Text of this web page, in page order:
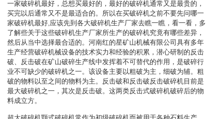
一家破碎机最好，总想买最好的，最好的破碎机通常又是最贵的，
买完以后通常又不是最适合的。所以在买破碎机之前不要先问哪一
家破碎机最好,应该先到各大破碎机生产厂家去瞧一瞧，看一看，多
了解些关于这些破碎机生产厂家所生产的破碎机究竟有哪些差异，
然后从当中选择最合适的。河南红的星矿山机械有限公司具有多年
生产经营破碎机械设备的技术实力和经验的积累，潜心研制的反击
破、反击破在矿山破碎生产线中发挥着不可替代的作用，是破碎行
业不可缺少的破碎机之一。该设备主要以粗破为主，细破为辅。粗
破的物料以至之间的物料为主。反击破和反击破反击破碎机目前是
最大破碎机之一，其次是反击破。这两类反击式破碎机破碎后的物
料成立方。